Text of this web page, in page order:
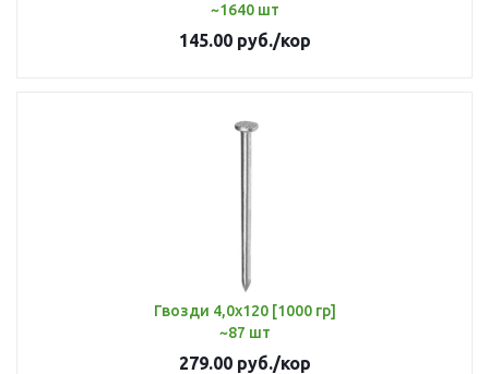
~1640 шт
145.00 руб./кор
Гвозди 4,0х120 [1000 гр]
~87 шт
279.00 руб./кор